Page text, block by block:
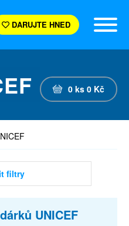
DARUJTE HNED
0 ks 0 Kč
filtry
UNICEF